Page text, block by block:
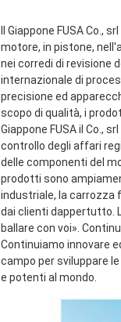
Il Giappone FUSA Co.,
motore, in pistone,
nei corredi di revisione
internazionale di
precisione ed
scopo di qualità, i
Giappone FUSA il Co.,
controllo degli affari
delle componenti del
prodotti sono
industriale, la carrozza
dai clienti dappertutto.
ballare con voi».
Continuiamo innovare
campo per sviluppare
e potenti al mondo.